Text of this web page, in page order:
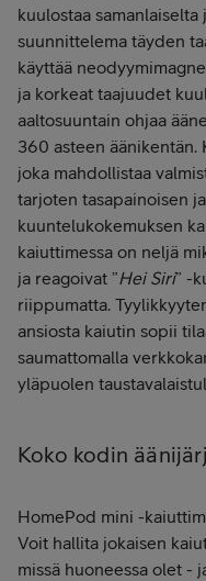
kuulostaa
suunnittelema täyden
käyttää
ja korkeat taajuudet
aaltosuuntain ohjaa
360 asteen äänikentän.
joka mahdollistaa
tarjoten tasapainoisen
kuuntelukokemuksen
kaiuttimessa on neljä
ja reagoivat ”Hei Siri” -
riippumatta.
ansiosta kaiutin sopii
saumattomalla
yläpuolen
Koko kodin
HomePod mini -
Voit hallita jokaisen
missä huoneessa olet -